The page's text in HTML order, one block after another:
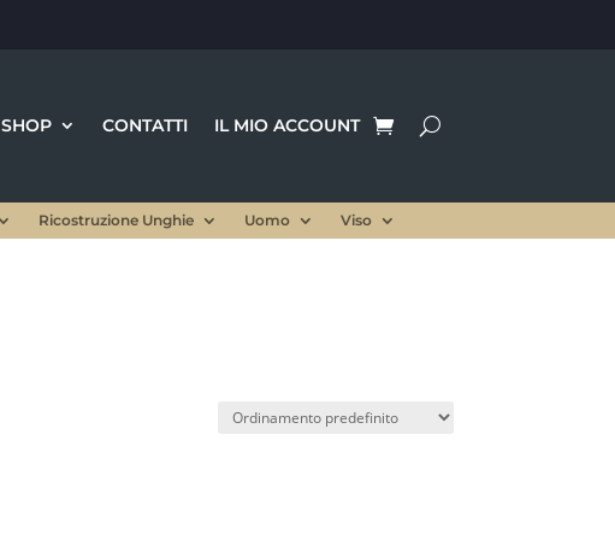
SHOP CONTATTI IL MIO ACCOUNT
Ricostruzione Unghie Uomo Viso